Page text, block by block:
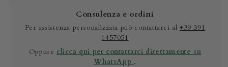
Consulenza e ordini
Per assistenza personalizzata può contattarci al+39 391
1457051
Oppure clicca qui per contattarci direttamente su
WhatsApp .